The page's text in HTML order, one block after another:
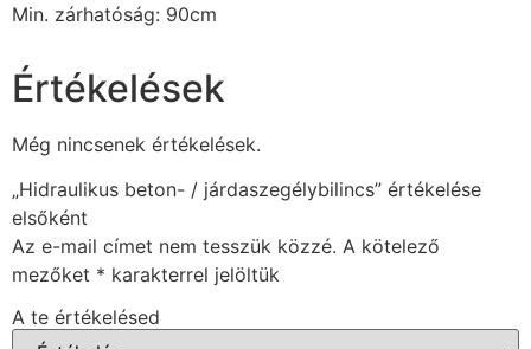
Min. zárhatóság: 90cm
Értékelések
Még nincsenek értékelések.
„Hidraulikus beton- / járdaszegélybilincs” értékelése
elsőként
Az e-mail címet nem tesszük közzé. A kötelező
mezőket * karakterrel jelöltük
A te értékelésed